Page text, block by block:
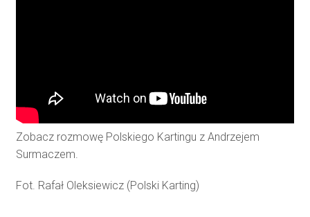
Zobacz rozmowę Polskiego Kartingu z Andrzejem
Surmaczem.
Fot. Rafał Oleksiewicz (Polski Karting)